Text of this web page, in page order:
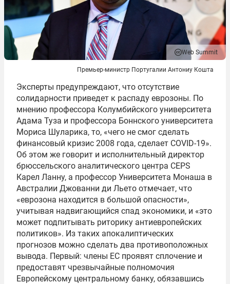
Web Summit
Премьер-министр Португалии Антониу Кошта
Эксперты предупреждают, что отсутствие
солидарности приведет к распаду еврозоны. По
мнению профессора Колумбийского университета
Адама Туза и профессора Боннского университета
Мориса Шуларика, то, «чего не смог сделать
финансовый кризис 2008 года, сделает COVID-19».
Об этом же говорит и исполнительный директор
брюссельского аналитического центра CEPS
Карел Ланну, а профессор Университета Монаша в
Австралии Джованни ди Льето отмечает, что
«еврозона находится в большой опасности»,
учитывая надвигающийся спад экономики, и «это
может подпитывать риторику антиевропейских
политиков». Из таких апокалиптических
прогнозов можно сделать два противоположных
вывода. Первый: члены ЕС проявят сплочение и
предоставят чрезвычайные полномочия
Европейскому центральному банку, обязавшись